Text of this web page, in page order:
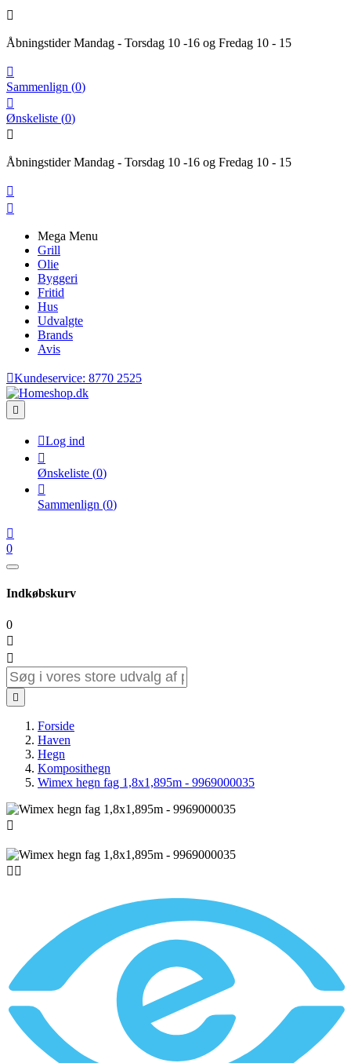

Åbningstider Mandag - Torsdag 10 -16 og Fredag 10 - 15

Sammenlign (0)

Ønskeliste (0)

Åbningstider Mandag - Torsdag 10 -16 og Fredag 10 - 15


Mega Menu
Grill
Olie
Byggeri
Fritid
Hus
Udvalgte
Brands
Avis
Kundeservice: 8770 2525

Log ind

Ønskeliste (0)

Sammenlign (0)

0
Indkøbskurv
0



Forside
Haven
Hegn
Komposithegn
Wimex hegn fag 1,8x1,895m - 9969000035

 